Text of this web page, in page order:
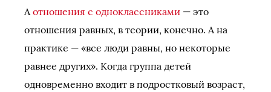
Аотношения с одноклассниками — это
отношения равных, в теории, конечно. А на
практике — «все люди равны, но некоторые
равнее других». Когда группа детей
одновременно входит в подростковый возраст,